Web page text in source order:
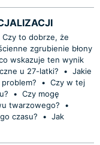
Czy to dobrze, że
zgrubienie błony
wskazuje ten wynik
u 27-latki? • Jakie
• Czy w tej
• Czy mogę
twarzowego?
•
czasu?
• Jak